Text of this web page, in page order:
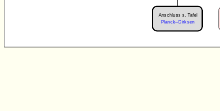
Anschluss s. Tafel
Planck–Dirksen